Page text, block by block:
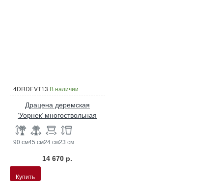
4DRDEVT13 В наличии
Драцена деремская
‘Уорнек’ многоствольная
90 см45 см24 см23 см
14 670 р.
Купить